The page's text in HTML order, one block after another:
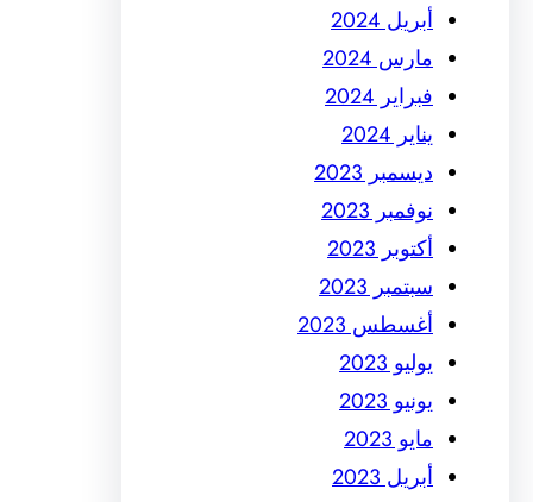
أبريل 2024
مارس 2024
فبراير 2024
يناير 2024
ديسمبر 2023
نوفمبر 2023
أكتوبر 2023
سبتمبر 2023
أغسطس 2023
يوليو 2023
يونيو 2023
مايو 2023
أبريل 2023